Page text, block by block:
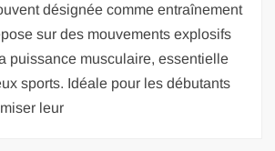
désignée comme entraînement
sur des mouvements explosifs
puissance musculaire, essentielle
sports. Idéale pour les débutants
leur